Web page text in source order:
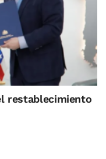
restablecimiento